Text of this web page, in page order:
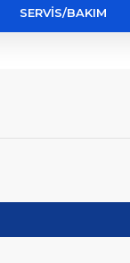
SERVIS/BAKIM